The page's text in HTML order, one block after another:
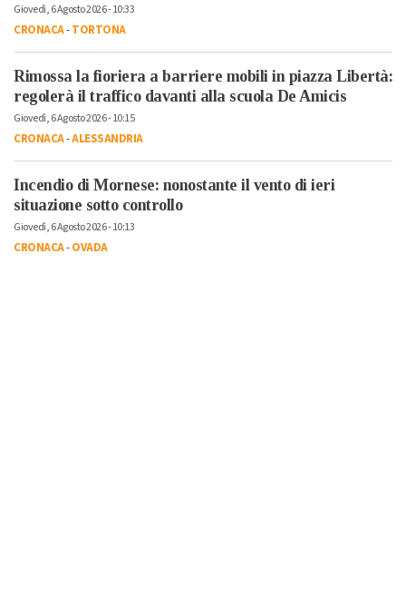
Giovedì, 6 Agosto 2026 - 10:33
CRONACA-TORTONA
Rimossa la fioriera a barriere mobili in piazza Libertà:
regolerà il traffico davanti alla scuola De Amicis
Giovedì, 6 Agosto 2026 - 10:15
CRONACA-ALESSANDRIA
Incendio di Mornese: nonostante il vento di ieri
situazione sotto controllo
Giovedì, 6 Agosto 2026 - 10:13
CRONACA-OVADA